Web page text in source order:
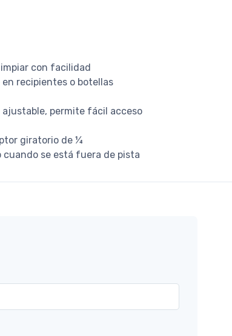
con facilidad
recipientes o botellas
permite fácil acceso
giratorio de ¼
se está fuera de pista